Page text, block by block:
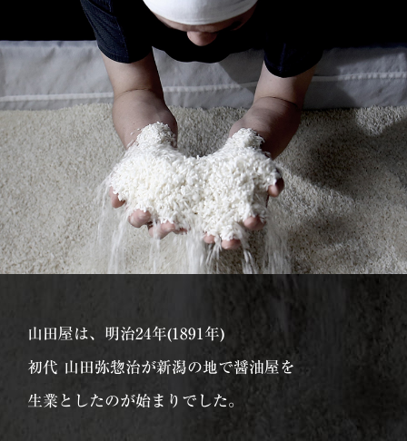
山田屋は、明治24年(1891年)
初代 山田弥惣治が新潟の地で醤油屋を
生業としたのが始まりでした。